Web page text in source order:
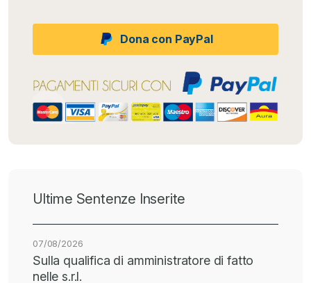
Dona con PayPal
Ultime Sentenze Inserite
07/08/2026
Sulla qualifica di amministratore di fatto
nelle s.r.l.